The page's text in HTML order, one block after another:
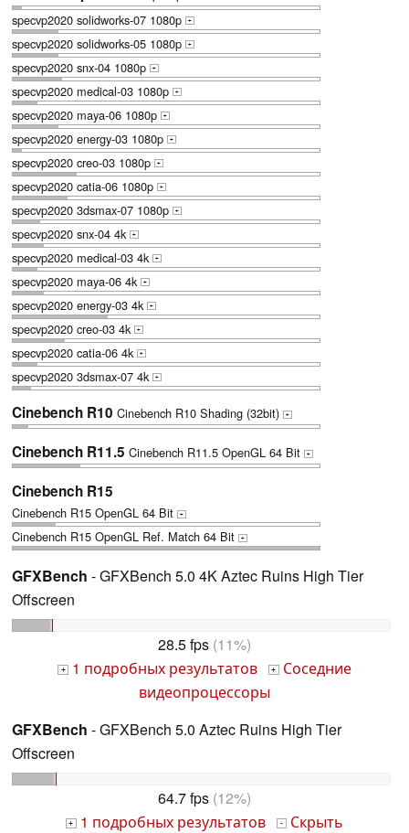
specvp2020 solidworks-07 1080p
+
specvp2020 solidworks-05 1080p +
specvp2020 snx-04 1080p +
specvp2020 medical-03 1080p +
specvp2020 maya-06 1080p +
specvp2020 energy-03 1080p +
specvp2020 creo-03 1080p +
specvp2020 catia-06 1080p +
specvp2020 3dsmax-07 1080p +
specvp2020 snx-04 4k +
specvp2020 medical-03 4k +
specvp2020 maya-06 4k +
specvp2020 energy-03 4k +
specvp2020 creo-03 4k +
specvp2020 catia-06 4k +
specvp2020 3dsmax-07 4k +
Cinebench R10 Cinebench R10 Shading (32bit) +
Cinebench R11.5 Cinebench R11.5 OpenGL 64 Bit +
Cinebench R15
Cinebench R15 OpenGL 64 Bit +
Cinebench R15 OpenGL Ref. Match 64 Bit +
GFXBench - GFXBench 5.0 4K Aztec Ruins High Tier
Offscreen
28.5 fps (11%)
+ 1 подробных результатов + Соседние
видеопроцессоры
GFXBench - GFXBench 5.0 Aztec Ruins High Tier
Offscreen
64.7 fps (12%)
+ 1 подробных результатов - Скрыть